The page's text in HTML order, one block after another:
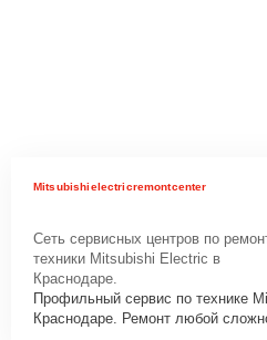
Mitsubishielectricremontcenter
Сеть сервисных центров по
техники Mitsubishi Electric в
Краснодаре.
Профильный сервис по технике
Краснодаре. Ремонт любой